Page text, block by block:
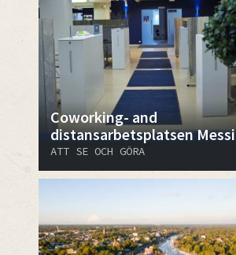
Coworking- and
distansarbetsplatsen Messi
ATT SE OCH GÖRA